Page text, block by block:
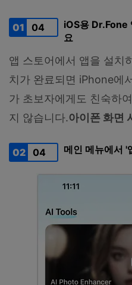
01 04
iOS용 Dr.Fone
요
앱 스토어에서 앱을 설치
치가 완료되면 iPhone에
가 초보자에게도 친숙하
지 않습니다.아이폰 화면
02 04 메인 메뉴에서 '